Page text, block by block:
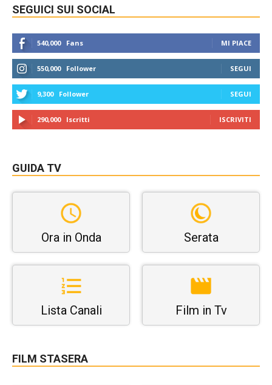
SEGUICI SUI SOCIAL
540,000 Fans MI PIACE
550,000 Follower SEGUI
9,300 Follower SEGUI
290,000 Iscritti ISCRIVITI
GUIDA TV
Ora in Onda Serata
Lista Canali Film in Tv
FILM STASERA